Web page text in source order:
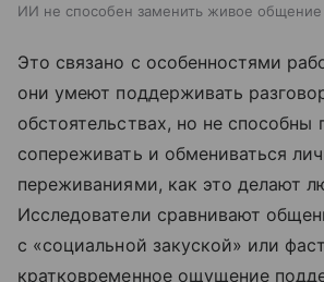
ИИ не способен заменить живое общение
Это связано с особенностями
они умеют поддерживать
обстоятельствах, но не способны
сопереживать и обмениваться
переживаниями, как это делают
Исследователи сравнивают
с «социальной закуской» или
кратковременное ощущение